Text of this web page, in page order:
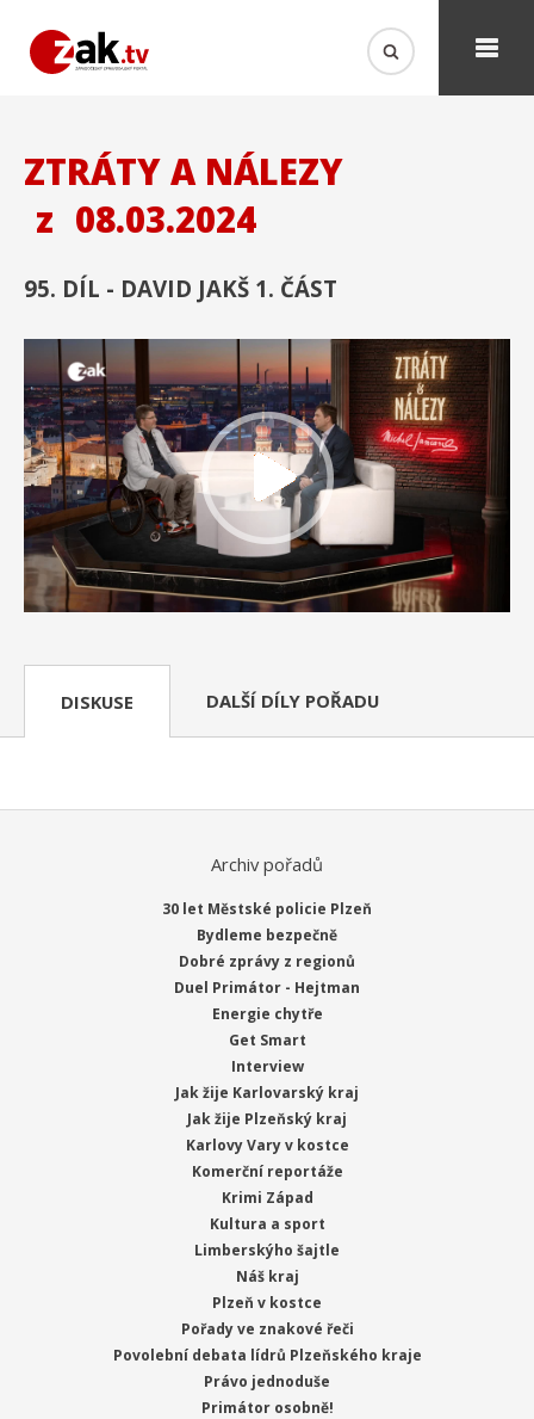
ZTRÁTY A NÁLEZY
z 08.03.2024
95. DÍL - DAVID JAKŠ 1. ČÁST
DISKUSE DALŠÍ DÍLY POŘADU
Archiv pořadů
30 let Městské policie Plzeň
Bydleme bezpečně
Dobré zprávy z regionů
Duel Primátor - Hejtman
Energie chytře
Get Smart
Interview
Jak žije Karlovarský kraj
Jak žije Plzeňský kraj
Karlovy Vary v kostce
Komerční reportáže
Krimi Západ
Kultura a sport
Limberskýho šajtle
Náš kraj
Plzeň v kostce
Pořady ve znakové řeči
Povolební debata lídrů Plzeňského kraje
Právo jednoduše
Primátor osobně!